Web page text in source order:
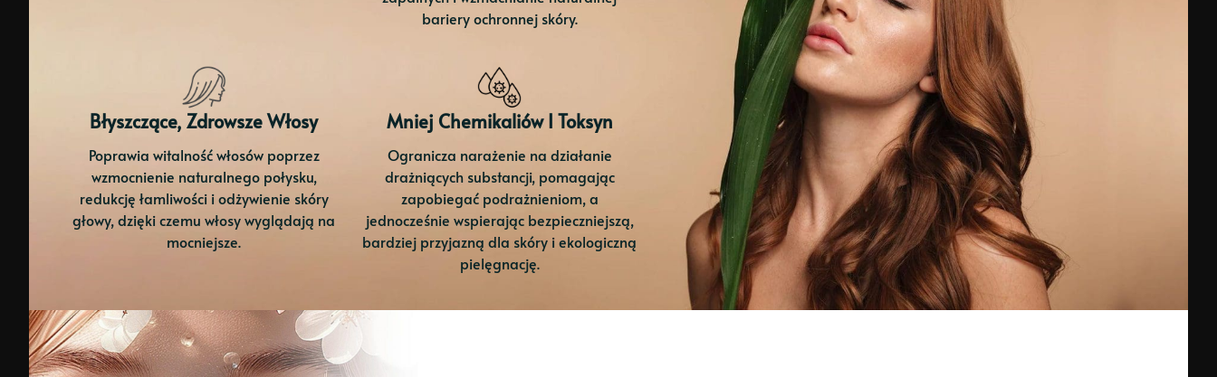
bariery ochronnej skóry.
Błyszczące, Zdrowsze Włosy
Poprawia witalność włosów poprzez
wzmocnienie naturalnego połysku,
redukcję łamliwości i odżywienie skóry
głowy, dzięki czemu włosy wyglądają na
mocniejsze.
Mniej Chemikaliów I Toksyn
Ogranicza narażenie na działanie
drażniących substancji, pomagając
zapobiegać podrażnieniom, a
jednocześnie wspierając bezpieczniejszą,
bardziej przyjazną dla skóry i ekologiczną
pielęgnację.